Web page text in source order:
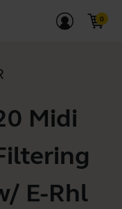
Midi
E-Rhl